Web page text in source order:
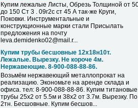
Купим лежалые Листы, Обрезь Толщиной от
до 150 Ст 3 . 09г2с ст 45 А так-же Круги,
Поковки. Инструментальные и
конструкционные марки стали Присылать
предложения на почту
leva.demidenko02@mail.r...
Купим трубы бесшовные 12х18н10т.
Лежалые. Вырезку. Не короче 4м.
Нержавеющие. 8-900-088-88-86.
Возьмём нержавеющий металлопрокат на
реализацию. Экономьте на аренде склада и
офиса. тел: 8-900-088-88-86. Купим титановые
трубы 25х2 от 5.5м и 38х2 от 3.7м. Вырезку. По
2тн. Бесшовные. Купим бесшов...